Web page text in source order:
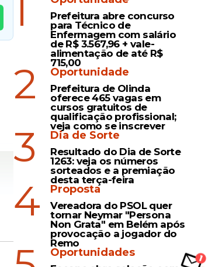
1
Prefeitura abre concurso
para Técnico de
Enfermagem com salário
de R$ 3.567,96 + vale-
alimentação de até R$
715,00
2 Oportunidade
Prefeitura de Olinda
oferece 465 vagas em
cursos gratuitos de
qualificação profissional;
veja como se inscrever
3 Dia de Sorte
Resultado do Dia de Sorte
1263: veja os números
sorteados e a premiação
desta terça-feira
4 Proposta
Vereadora do PSOL quer
tornar Neymar "Persona
Non Grata" em Belém após
provocação a jogador do
Remo
Oportunidades